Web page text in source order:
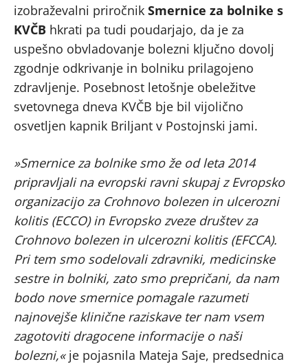
izobraževalni priročnik Smernice za bolnike s
KVČB hkrati pa tudi poudarjajo, da je za
uspešno obvladovanje bolezni ključno dovolj
zgodnje odkrivanje in bolniku prilagojeno
zdravljenje. Posebnost letošnje obeležitve
svetovnega dneva KVČB bje bil vijolično
osvetljen kapnik Briljant v Postojnski jami.
»Smernice za bolnike smo že od leta 2014
pripravljali na evropski ravni skupaj z Evropsko
organizacijo za Crohnovo bolezen in ulcerozni
kolitis (ECCO) in Evropsko zveze društev za
Crohnovo bolezen in ulcerozni kolitis (EFCCA).
Pri tem smo sodelovali zdravniki, medicinske
sestre in bolniki, zato smo prepričani, da nam
bodo nove smernice pomagale razumeti
najnovejše klinične raziskave ter nam vsem
zagotoviti dragocene informacije o naši
bolezni,«je pojasnila Mateja Saje, predsednica